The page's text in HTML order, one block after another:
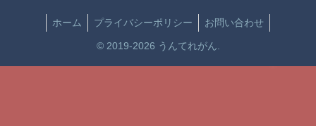
ホーム プライバシーポリシー お問い合わせ
© 2019-2026 うんてれがん.